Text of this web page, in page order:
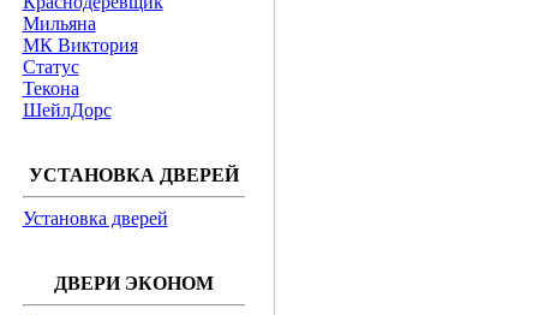
Мильяна
МК Виктория
Статус
Текона
ШейлДорс
УСТАНОВКА ДВЕРЕЙ
Установка дверей
ДВЕРИ ЭКОНОМ